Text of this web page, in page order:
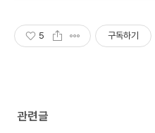
5 구독하기
관련글